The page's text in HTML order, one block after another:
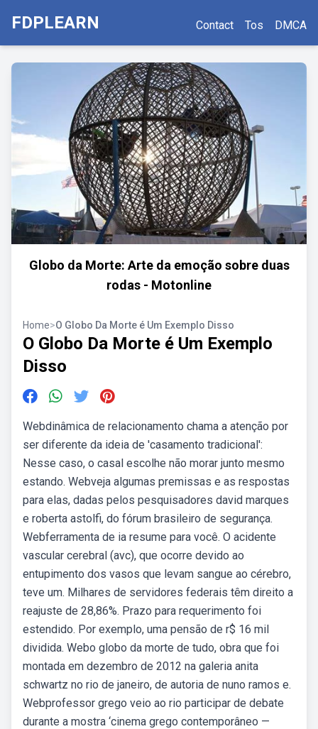
FDPLEARN Contact Tos DMCA
Globo da Morte: Arte da emoção sobre duas
rodas - Motonline
Home>O Globo Da Morte é Um Exemplo Disso
O Globo Da Morte é Um Exemplo
Disso
Webdinâmica de relacionamento chama a atenção por
ser diferente da ideia de 'casamento tradicional':
Nesse caso, o casal escolhe não morar junto mesmo
estando. Webveja algumas premissas e as respostas
para elas, dadas pelos pesquisadores david marques
e roberta astolfi, do fórum brasileiro de segurança.
Webferramenta de ia resume para você. O acidente
vascular cerebral (avc), que ocorre devido ao
entupimento dos vasos que levam sangue ao cérebro,
teve um. Milhares de servidores federais têm direito a
reajuste de 28,86%. Prazo para requerimento foi
estendido. Por exemplo, uma pensão de r$ 16 mil
dividida. Webo globo da morte de tudo, obra que foi
montada em dezembro de 2012 na galeria anita
schwartz no rio de janeiro, de autoria de nuno ramos e.
Webprofessor grego veio ao rio participar de debate
durante a mostra ‘cinema grego contemporâneo —